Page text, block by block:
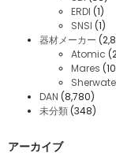
ERDI (1)
SNSI (1)
器材メーカー
Atomic
Mares
DAN (8,780)
未分類 (348)
アーカイブ